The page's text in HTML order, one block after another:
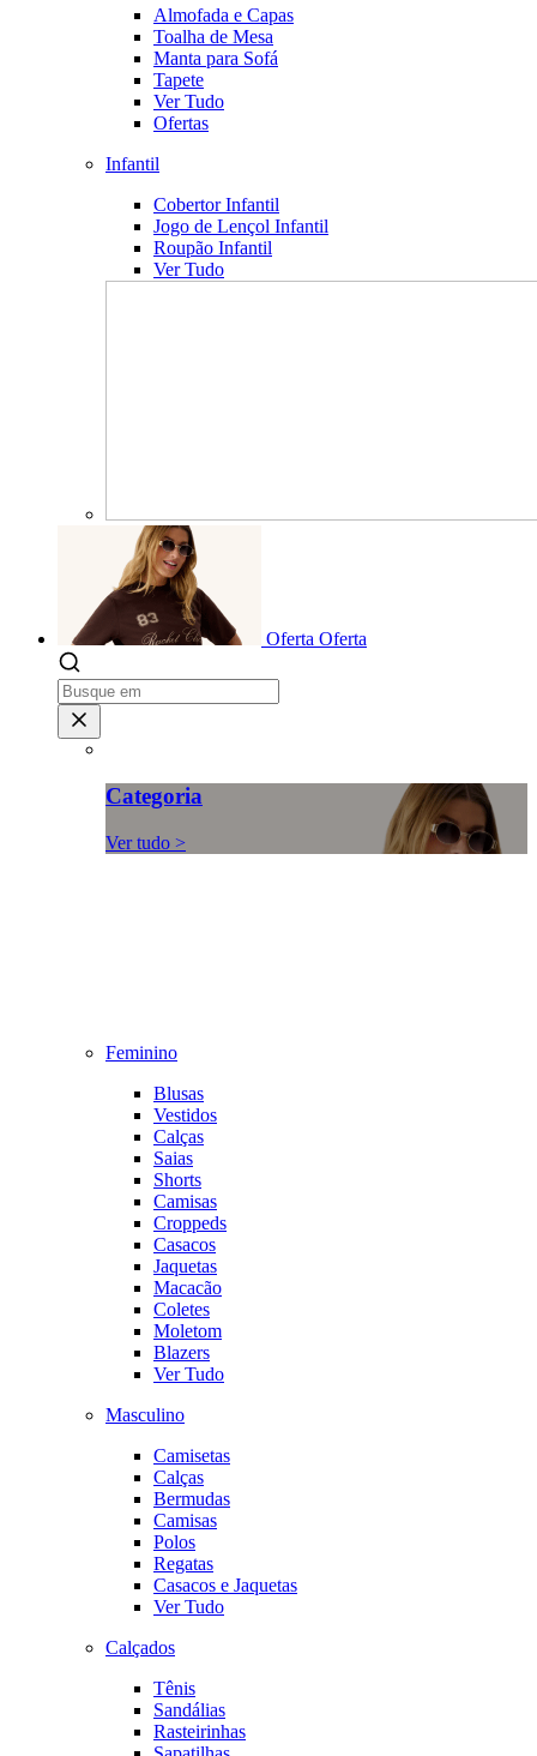
Almofada e Capas
Toalha de Mesa
Manta para Sofá
Tapete
Ver Tudo
Ofertas
Infantil
Cobertor Infantil
Jogo de Lençol Infantil
Roupão Infantil
Ver Tudo
Oferta Oferta
Categoria
Ver tudo >
Feminino
Blusas
Vestidos
Calças
Saias
Shorts
Camisas
Croppeds
Casacos
Jaquetas
Macacão
Coletes
Moletom
Blazers
Ver Tudo
Masculino
Camisetas
Calças
Bermudas
Camisas
Polos
Regatas
Casacos e Jaquetas
Ver Tudo
Calçados
Tênis
Sandálias
Rasteirinhas